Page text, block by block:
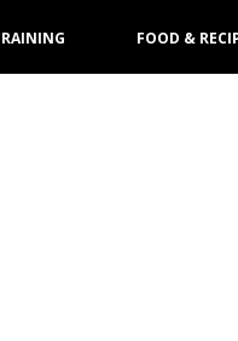
FOOD &